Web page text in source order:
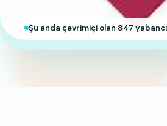
Şu anda çevrimiçi olan 847